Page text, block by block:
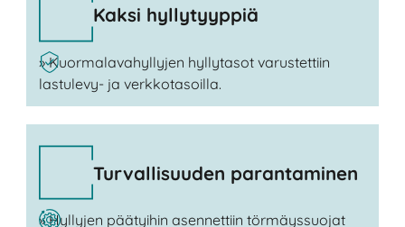
Kaksi hyllytyyppiä
» Kuormalavahyllyjen hyllytasot varustettiin
lastulevy- ja verkkotasoilla.
Turvallisuuden parantaminen
» Hyllyjen päätyihin asennettiin törmäyssuojat